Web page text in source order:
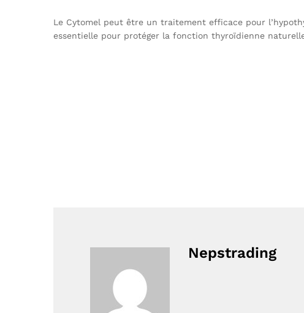
Le Cytomel peut être un traitement efficace pour
essentielle pour protéger la fonction thyroïdienne
Nepstrading